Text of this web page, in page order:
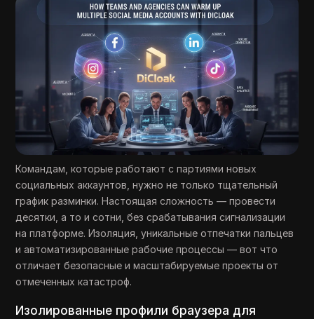
Командам, которые работают с партиями новых
социальных аккаунтов, нужно не только тщательный
график разминки. Настоящая сложность — провести
десятки, а то и сотни, без срабатывания сигнализации
на платформе. Изоляция, уникальные отпечатки пальцев
и автоматизированные рабочие процессы — вот что
отличает безопасные и масштабируемые проекты от
отмеченных катастроф.
Изолированные профили браузера для